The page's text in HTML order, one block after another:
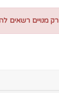
רק מנויים רשאים